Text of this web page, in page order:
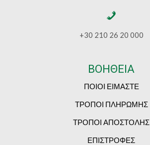
+30 210 26 20 000
ΒΟΗΘΕΙΑ
ΠΟΙΟΙ ΕΙΜΑΣΤΕ
ΤΡΟΠΟΙ ΠΛΗΡΩΜΗΣ
ΤΡΟΠΟΙ ΑΠΟΣΤΟΛΗΣ
ΕΠΙΣΤΡΟΦΕΣ